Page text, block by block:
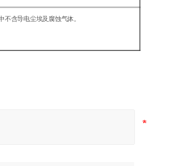
不含导电尘埃及腐蚀气体。